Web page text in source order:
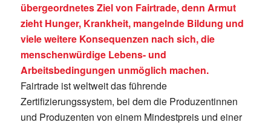
übergeordnetes Ziel von Fairtrade, denn Armut
zieht Hunger, Krankheit, mangelnde Bildung und
viele weitere Konsequenzen nach sich, die
menschenwürdige Lebens- und
Arbeitsbedingungen unmöglich machen.
Fairtrade ist weltweit das führende
Zertifizierungssystem, bei dem die Produzentinnen
und Produzenten von einem Mindestpreis und einer